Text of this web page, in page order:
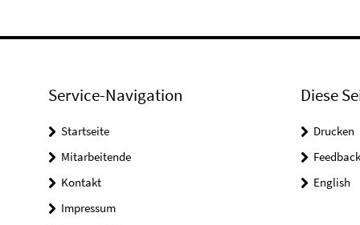
Service-Navigation
Startseite
Mitarbeitende
Kontakt
Impressum
Diese
Drucken
Feedback
English